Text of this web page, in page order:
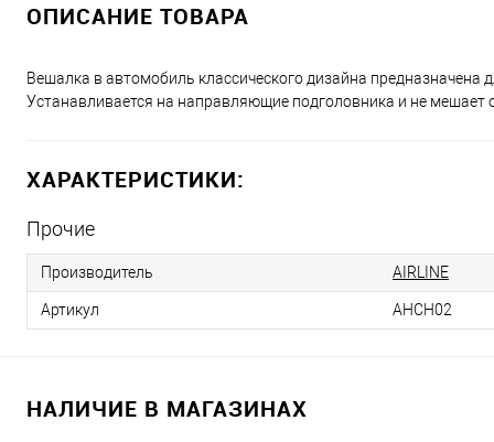
ОПИСАНИЕ ТОВАРА
Вешалка в автомобиль классического дизайна
Устанавливается на направляющие подголовника и не мешает
ХАРАКТЕРИСТИКИ:
Прочие
Производитель AIRLINE
Артикул AHCH02
НАЛИЧИЕ В МАГАЗИНАХ